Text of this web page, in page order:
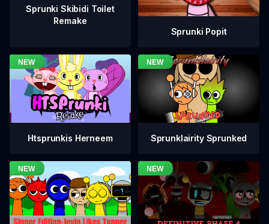
Sprunki Skibidi Toilet
Remake
Sprunki Popit
Htsprunkis Herneem Sprunklairity Sprunked